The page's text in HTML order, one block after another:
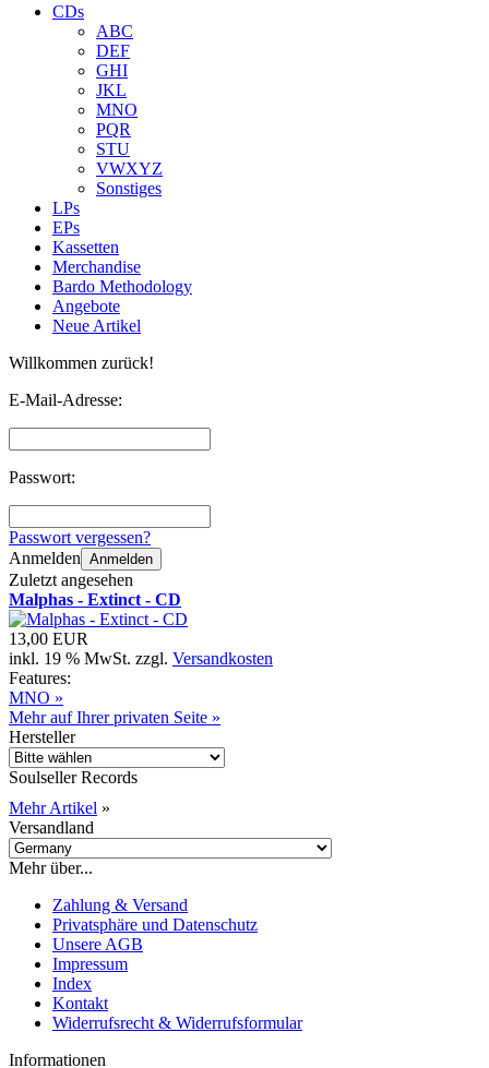
CDs
ABC
DEF
GHI
JKL
MNO
PQR
STU
VWXYZ
Sonstiges
LPs
EPs
Kassetten
Merchandise
Bardo Methodology
Angebote
Neue Artikel
Willkommen zurück!
E-Mail-Adresse:
Passwort:
Passwort vergessen?
Anmelden Anmelden
Zuletzt angesehen
Malphas - Extinct - CD
13,00 EUR
inkl. 19 % MwSt. zzgl. Versandkosten
Features:
MNO »
Mehr auf Ihrer privaten Seite »
Hersteller
Soulseller Records
Mehr Artikel »
Versandland
Mehr über...
Zahlung & Versand
Privatsphäre und Datenschutz
Unsere AGB
Impressum
Index
Kontakt
Widerrufsrecht & Widerrufsformular
Informationen